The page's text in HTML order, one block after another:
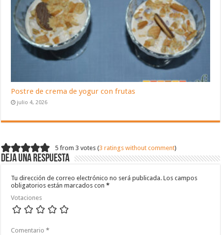
Postre de crema de yogur con frutas
julio 4, 2026
5 from 3 votes (3 ratings without comment)
Deja una respuesta
Tu dirección de correo electrónico no será publicada. Los campos
obligatorios están marcados con*
Votaciones
Comentario*